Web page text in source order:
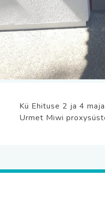
Kü Ehituse 2 ja 4
Urmet Miwi